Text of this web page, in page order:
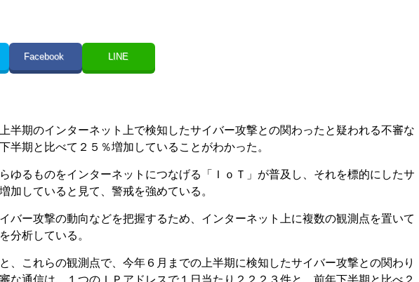
Facebook LINE
半期のインターネット上で検知したサイバー攻撃との関わったと疑われる不審な
半期と比べて２５％増加していることがわかった。
ゆるものをインターネットにつなげる「ＩｏＴ」が普及し、それを標的にしたサ
加していると見て、警戒を強めている。
バー攻撃の動向などを把握するため、インターネット上に複数の観測点を置いて
分析している。
、これらの観測点で、今年６月までの上半期に検知したサイバー攻撃との関わり
な通信は、１つのＩＰアドレスで１日当たり２２２３件と、前年下半期と比べ２